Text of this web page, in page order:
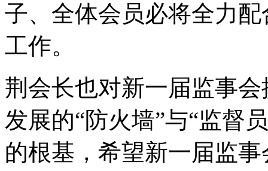
子、全体会员必将全力
工作。
荆会长也对新一届监事
发展的“防火墙”与“监督
的根基，希望新一届监